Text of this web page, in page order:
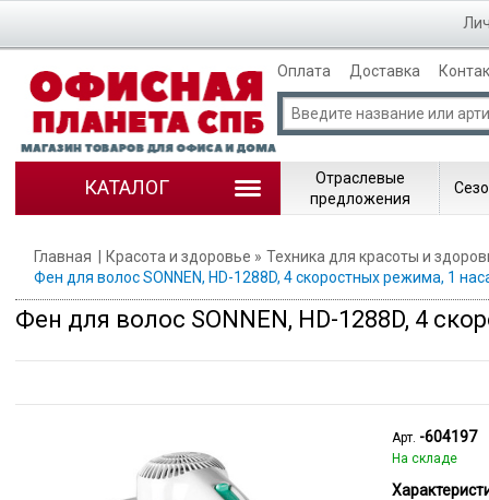
Оплата Доставка
КАТАЛОГ
Отраслевые
предложения
Главная Красота и здоровье
Техника для красоты и
Фен для волос SONNEN, HD-1288D, 4 скоростных режима, 1
Фен для волос SONNEN, HD-1288D, 4
Арт. -604197
На складе